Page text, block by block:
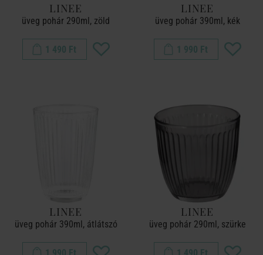
LINEE
üveg pohár 290ml, zöld
1 490 Ft
LINEE
üveg pohár 390ml, kék
1 990 Ft
LINEE
üveg pohár 390ml, átlátszó
1 990 Ft
LINEE
üveg pohár 290ml, szürke
1 490 Ft